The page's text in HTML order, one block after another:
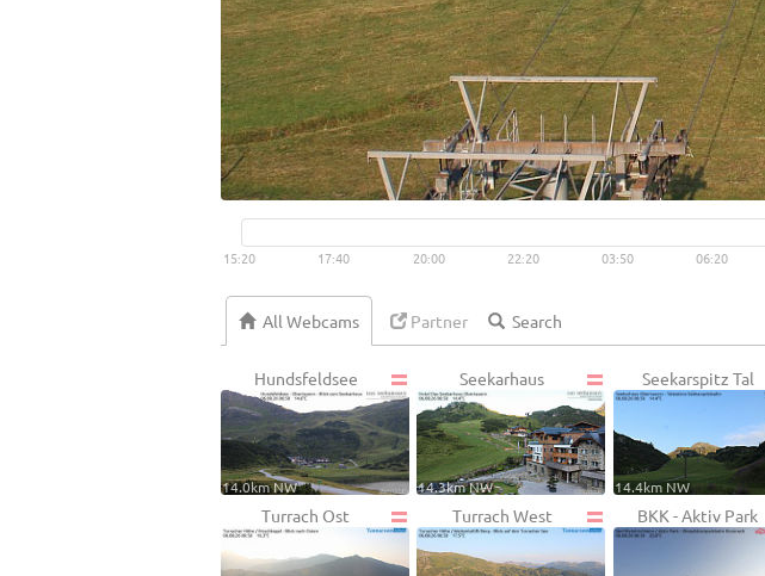
15:20 17:40 20:00 22:20 03:50 06:20
All Webcams Partner
Hundsfeldsee
14.0km NW
Seekarhaus
14.3km NW
Seekarspitz Tal
14.4km NW
Turrach Ost Turrach West BKK - Aktiv Park